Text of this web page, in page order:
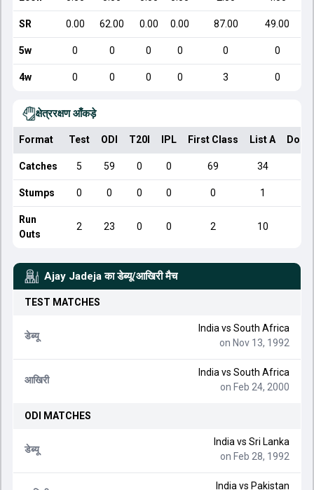
SR 0.00 62.00 0.00 0.00 87.00 49.00
5w 0 0 0 0 0 0
4w 0 0 0 0 3 0
क्षेत्ररक्षण आँकड़े
Format Test ODI T20I IPL First Class List A
Catches 5 59 0 0 69 34
Stumps 0 0 0 0 0 1
Run
Outs
2 23 0 0 2 10
Ajay Jadeja का डेब्यू/आखिरी मैच
TEST MATCHES
डेब्यू
India vs South Africa
on Nov 13, 1992
आखिरी
India vs South Africa
on Feb 24, 2000
ODI MATCHES
डेब्यू
India vs Sri Lanka
on Feb 28, 1992
India vs Pakistan